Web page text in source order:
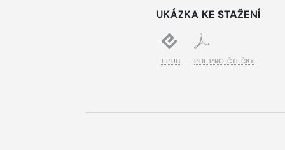
UKÁZKA KE STAŽENÍ
EPUB PDF PRO ČTEČKY